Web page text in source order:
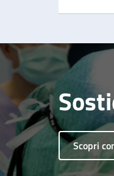
Scopri